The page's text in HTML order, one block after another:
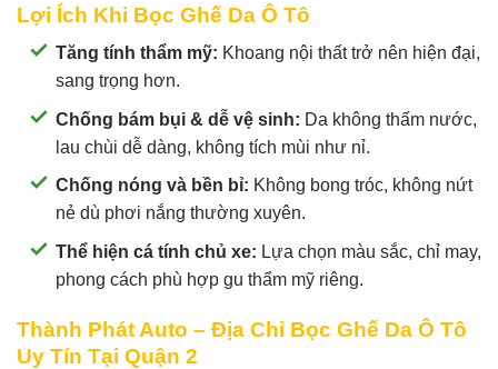
Lợi Ích Khi Bọc Ghế Da Ô Tô
Tăng tính thẩm mỹ: Khoang nội thất trở nên hiện đại,
sang trọng hơn.
Chống bám bụi & dễ vệ sinh: Da không thấm nước,
lau chùi dễ dàng, không tích mùi như nỉ.
Chống nóng và bền bỉ: Không bong tróc, không nứt
nẻ dù phơi nắng thường xuyên.
Thể hiện cá tính chủ xe: Lựa chọn màu sắc, chỉ may,
phong cách phù hợp gu thẩm mỹ riêng.
Thành Phát Auto – Địa Chỉ Bọc Ghế Da Ô Tô
Uy Tín Tại Quận 2